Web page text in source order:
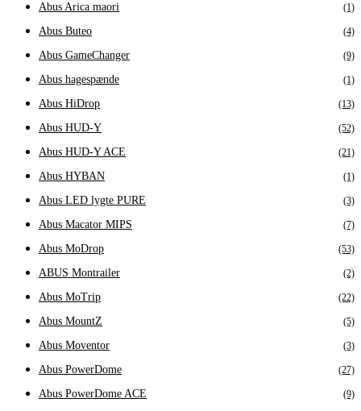
Abus Arica maori (1)
Abus Buteo (4)
Abus GameChanger (9)
Abus hagespænde (1)
Abus HiDrop (13)
Abus HUD-Y (52)
Abus HUD-Y ACE (21)
Abus HYBAN (1)
Abus LED lygte PURE (3)
Abus Macator MIPS (7)
Abus MoDrop (53)
ABUS Montrailer (2)
Abus MoTrip (22)
Abus MountZ (5)
Abus Moventor (3)
Abus PowerDome (27)
Abus PowerDome ACE (9)